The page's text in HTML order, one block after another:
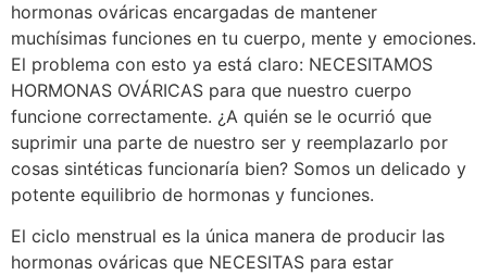
hormonas ováricas encargadas de mantener
muchísimas funciones en tu cuerpo, mente y emociones.
El problema con esto ya está claro: NECESITAMOS
HORMONAS OVÁRICAS para que nuestro cuerpo
funcione correctamente. ¿A quién se le ocurrió que
suprimir una parte de nuestro ser y reemplazarlo por
cosas sintéticas funcionaría bien? Somos un delicado y
potente equilibrio de hormonas y funciones.
El ciclo menstrual es la única manera de producir las
hormonas ováricas que NECESITAS para estar